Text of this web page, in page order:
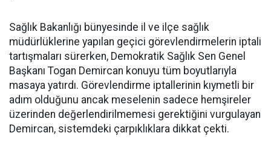
Sağlık Bakanlığı bünyesinde il ve ilçe sağlık
müdürlüklerine yapılan geçici görevlendirmelerin iptali
tartışmaları sürerken, Demokratik Sağlık Sen Genel
Başkanı Togan Demircan konuyu tüm boyutlarıyla
masaya yatırdı. Görevlendirme iptallerinin kıymetli bir
adım olduğunu ancak meselenin sadece hemşireler
üzerinden değerlendirilmemesi gerektiğini vurgulayan
Demircan, sistemdeki çarpıklıklara dikkat çekti.